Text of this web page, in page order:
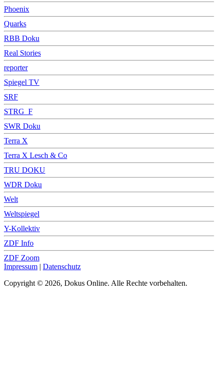
Phoenix
Quarks
RBB Doku
Real Stories
reporter
Spiegel TV
SRF
STRG_F
SWR Doku
Terra X
Terra X Lesch & Co
TRU DOKU
WDR Doku
Welt
Weltspiegel
Y-Kollektiv
ZDF Info
ZDF Zoom
Impressum | Datenschutz
Copyright © 2026, Dokus Online. Alle Rechte vorbehalten.